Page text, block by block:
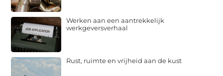
Werken aan een aantrekkelijk
werkgeversverhaal
Rust, ruimte en vrijheid aan de kust